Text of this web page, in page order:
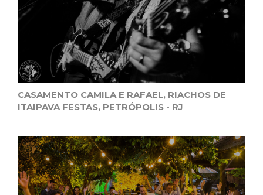
CASAMENTO CAMILA E RAFAEL, RIACHOS DE
ITAIPAVA FESTAS, PETRÓPOLIS - RJ